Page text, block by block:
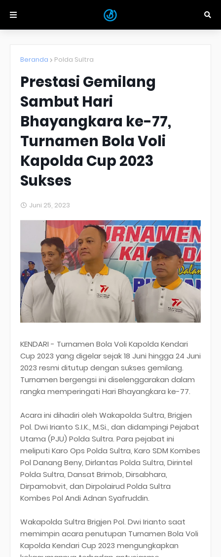
Beranda Polda Sultra
Prestasi Gemilang
Sambut Hari
Bhayangkara ke-77,
Turnamen Bola Voli
Kapolda Cup 2023
Sukses
Juni 25, 2023
KENDARI - Turnamen Bola Voli Kapolda Kendari
Cup 2023 yang digelar sejak 18 Juni hingga 24 Juni
2023 resmi ditutup dengan sukses gemilang.
Turnamen bergengsi ini diselenggarakan dalam
rangka memperingati Hari Bhayangkara ke-77.
Acara ini dihadiri oleh Wakapolda Sultra, Brigjen
Pol. Dwi Irianto S.I.K., M.Si., dan didampingi Pejabat
Utama (PJU) Polda Sultra. Para pejabat ini
meliputi Karo Ops Polda Sultra, Karo SDM Kombes
Pol Danang Beny, Dirlantas Polda Sultra, Dirintel
Polda Sultra, Dansat Brimob, Dirsabhara,
Dirpamobvit, dan Dirpolairud Polda Sultra
Kombes Pol Andi Adnan Syafruddin.
Wakapolda Sultra Brigjen Pol. Dwi Irianto saat
memimpin acara penutupan Turnamen Bola Voli
Kapolda Kendari Cup 2023 mengungkapkan